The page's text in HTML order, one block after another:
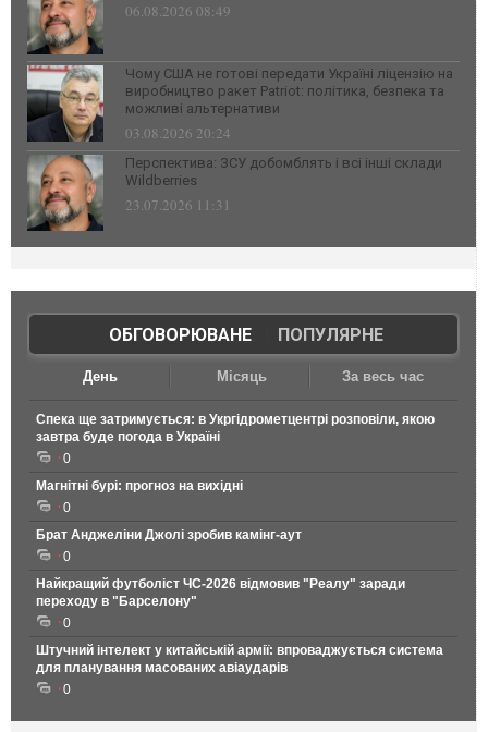
06.08.2026 08:49
Чому США не готові передати Україні ліцензію на
виробництво ракет Patriot: політика, безпека та
можливі альтернативи
03.08.2026 20:24
Перспектива: ЗСУ добомблять і всі інші склади
Wildberries
23.07.2026 11:31
ОБГОВОРЮВАНЕ| ПОПУЛЯРНЕ
День Місяць За весь час
Спека ще затримується: в Укргідрометцентрі розповіли, якою
завтра буде погода в Україні
0
Магнітні бурі: прогноз на вихідні
0
Брат Анджеліни Джолі зробив камінг-аут
0
Найкращий футболіст ЧС-2026 відмовив "Реалу" заради
переходу в "Барселону"
0
Штучний інтелект у китайській армії: впроваджується система
для планування масованих авіаударів
0